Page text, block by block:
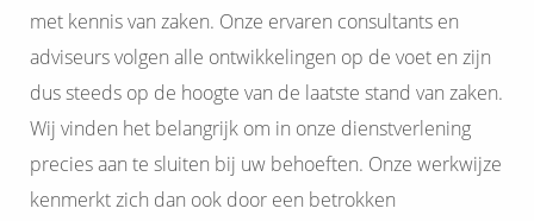
met kennis van zaken. Onze ervaren consultants en
adviseurs volgen alle ontwikkelingen op de voet en zijn
dus steeds op de hoogte van de laatste stand van zaken.
Wij vinden het belangrijk om in onze dienstverlening
precies aan te sluiten bij uw behoeften. Onze werkwijze
kenmerkt zich dan ook door een betrokken
gebruikt
te
de
website-